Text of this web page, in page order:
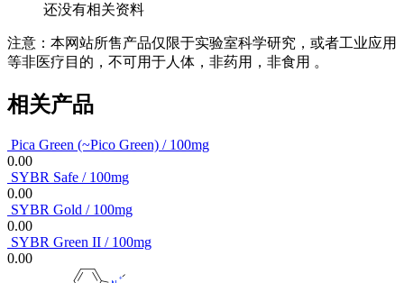
还没有相关资料
注意：本网站所售产品仅限于实验室科学研究，或者工业应用
等非医疗目的，不可用于人体，非药用，非食用 。
相关产品
Pica Green (~Pico Green) / 100mg
0.00
SYBR Safe / 100mg
0.00
SYBR Gold / 100mg
0.00
SYBR Green II / 100mg
0.00